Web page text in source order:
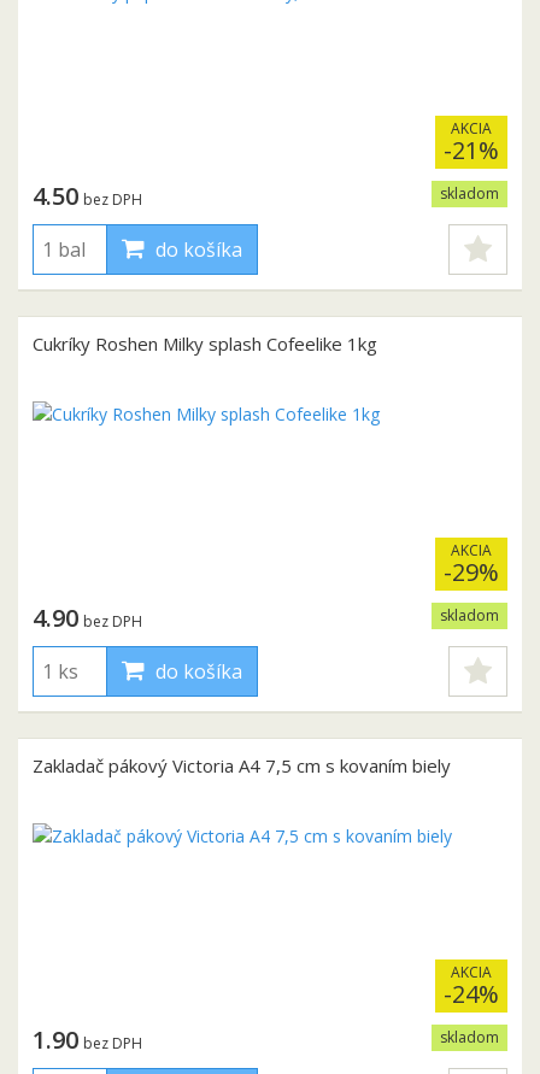
AKCIA
-21%
skladom
4.50 bez DPH
do košíka
Cukríky Roshen Milky splash Cofeelike 1kg
AKCIA
-29%
skladom
4.90 bez DPH
do košíka
Zakladač pákový Victoria A4 7,5 cm s kovaním biely
AKCIA
-24%
skladom
1.90 bez DPH